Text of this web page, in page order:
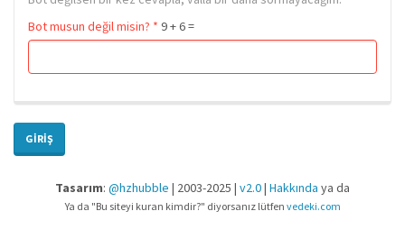
Bot musun değil misin? * 9 + 6 =
GIRIŞ
Tasarım: @hzhubble | 2003-2025 | v2.0| Hakkında ya da
Ya da "Bu siteyi kuran kimdir?" diyorsanız lütfen vedeki.com